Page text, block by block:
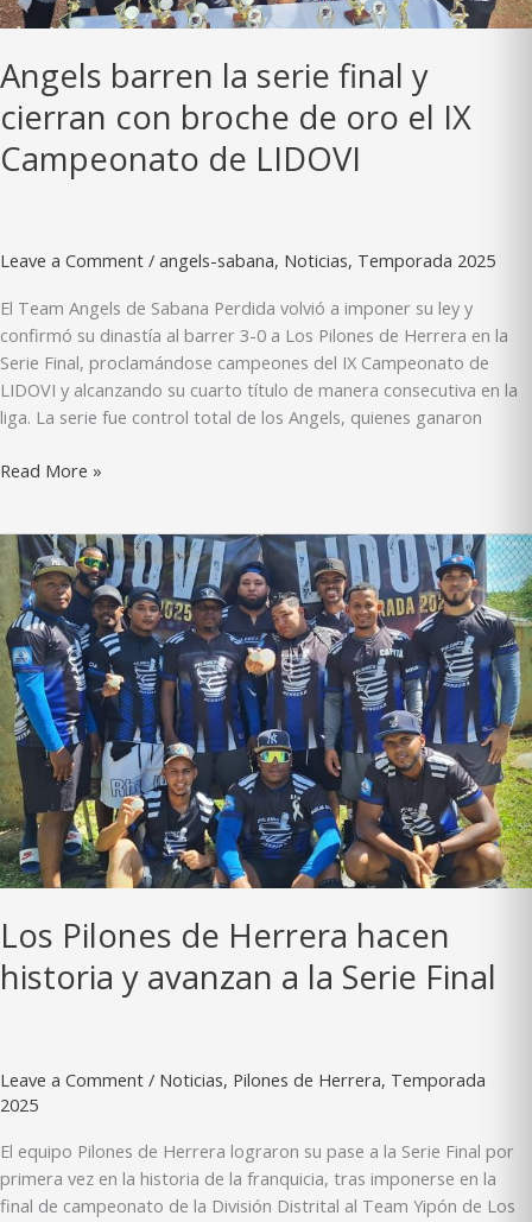
Angels barren la serie final y
cierran con broche de oro el IX
Campeonato de LIDOVI
Leave a Comment / angels-sabana, Noticias, Temporada 2025
El Team Angels de Sabana Perdida volvió a imponer su ley y
confirmó su dinastía al barrer 3-0 a Los Pilones de Herrera en la
Serie Final, proclamándose campeones del IX Campeonato de
LIDOVI y alcanzando su cuarto título de manera consecutiva en la
liga. La serie fue control total de los Angels, quienes ganaron
Angels
serie
final
y
cierran
con
broche
de
oro
el
IX
Campeonato
de
LIDOVI
Read More »
Los Pilones de Herrera hacen
historia y avanzan a la Serie Final
Leave a Comment / Noticias, Pilones de Herrera, Temporada
2025
El equipo Pilones de Herrera lograron su pase a la Serie Final por
primera vez en la historia de la franquicia, tras imponerse en la
final de campeonato de la División Distrital al Team Yipón de Los